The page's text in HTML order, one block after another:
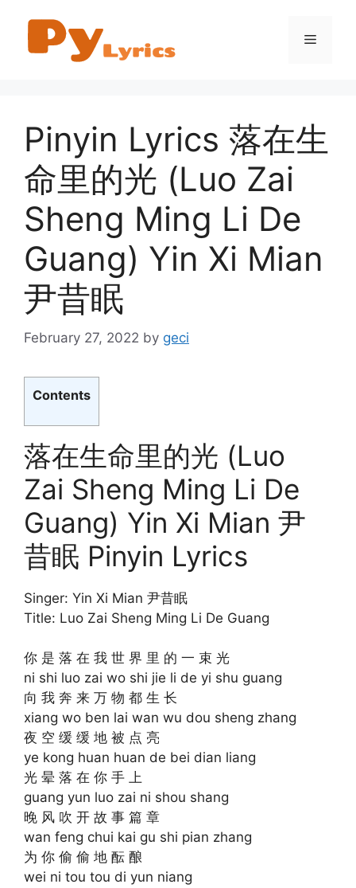
content
Menu
Pinyin Lyrics 落在生
命里的光 (Luo Zai
Sheng Ming Li De
Guang) Yin Xi Mian
尹昔眠
February 27, 2022 by geci
Contents
落在生命里的光 (Luo
Zai Sheng Ming Li De
Guang) Yin Xi Mian 尹
昔眠 Pinyin Lyrics
Singer: Yin Xi Mian 尹昔眠
Title: Luo Zai Sheng Ming Li De Guang
你 是 落 在 我 世 界 里 的 一 束 光
ni shi luo zai wo shi jie li de yi shu guang
向 我 奔 来 万 物 都 生 长
xiang wo ben lai wan wu dou sheng zhang
夜 空 缓 缓 地 被 点 亮
ye kong huan huan de bei dian liang
光 晕 落 在 你 手 上
guang yun luo zai ni shou shang
晚 风 吹 开 故 事 篇 章
wan feng chui kai gu shi pian zhang
为 你 偷 偷 地 酝 酿
wei ni tou tou di yun niang